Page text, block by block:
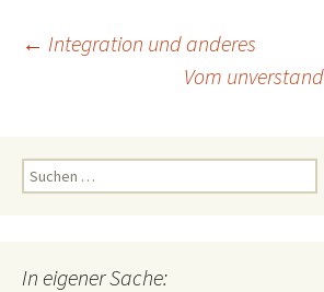
← Integration und anderes
Vom
Suchen
nach:
In eigener Sache: